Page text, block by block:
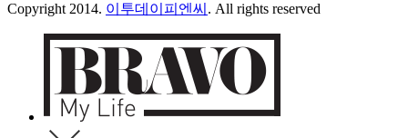
Copyright 2014. 이투데이피엔씨 . All rights reserved